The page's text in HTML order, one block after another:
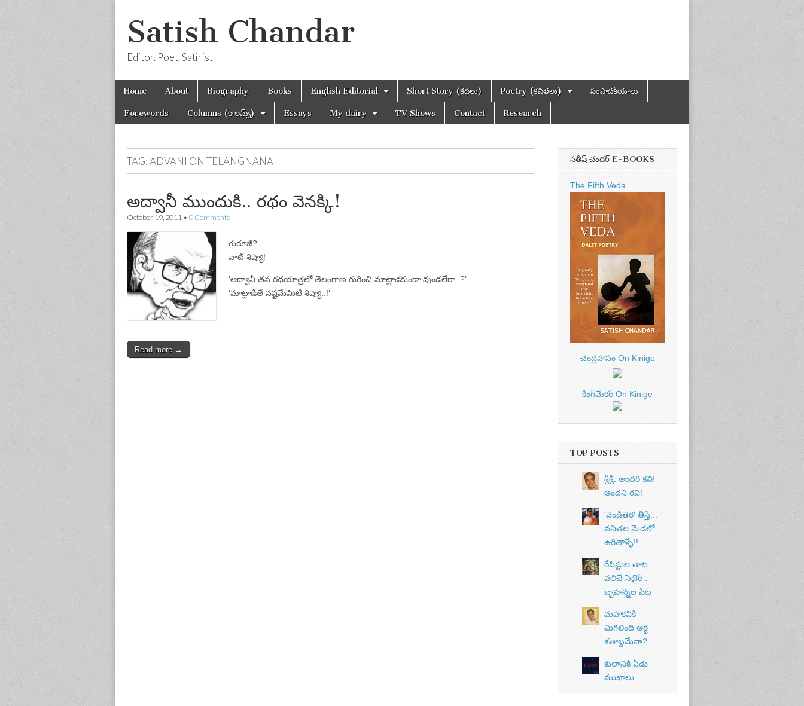
Satish Chandar
Editor. Poet. Satirist
Main
Skip
content
Home About Biography Books English Editorial Short Story (కథలు) Poetry (కవితలు) సంపాదకీయాలు
Forewords Columns (కాలమ్స్) Essays My dairy TV Shows Contact Research
TAG:ADVANI ON TELANGNANA
అద్వానీ ముందుకి.. రథం వెనక్కి!
October 19, 2011 • 0 Comments
గురూజీ?
వాట్ శిష్యా!
‘అద్వానీ తన రథయాత్రలో తెలంగాణ గురించి మాట్లాడకుండా వుండలేరా..?’
‘మాట్లాడితే నష్టమేమిటి శిష్యా..!’
Read more →
సతీష్ చందర్ E-BOOKS
The Fifth Veda
చంద్రహాసం On Kinige
కింగ్‌మేకర్ On Kinige
TOP POSTS
శ్రీశ్రీ: అందరి కవి!
అందని రవి!
'వెండితెర' తీస్తే...
వనితల మెడలో
ఉరితాళ్ళే!!
రేపిస్టుల తాట
వలిచే సెటైర్ :
బృహన్నల పేట
మహాకవికి
మిగిలింది అర్ధ
శతాబ్దమేనా?
కులానికి ఏడు
ముఖాలు